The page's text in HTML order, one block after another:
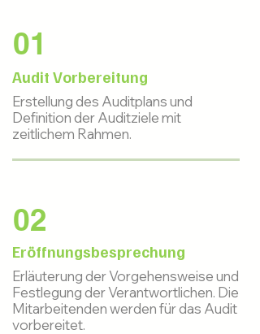
01
Audit Vorbereitung
Erstellung des Auditplans und
Definition der Auditziele mit
zeitlichem Rahmen.
02
Eröffnungsbesprechung
Erläuterung der Vorgehensweise und
Festlegung der Verantwortlichen. Die
Mitarbeitenden werden für das Audit
vorbereitet.